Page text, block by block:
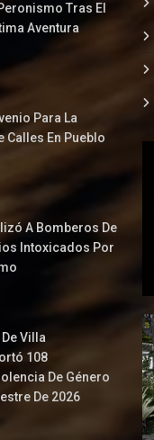
Tras El
Aventura
Para La
Calles En Pueblo
A Bomberos De
Intoxicados Por
Villa
108
De Género
De 2026